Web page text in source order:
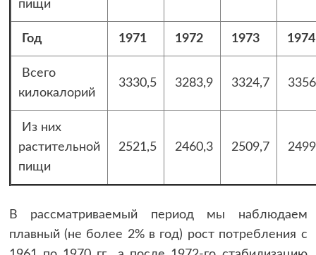
пищи
Год 1971 1972 1973 1974
Всего
килокалорий
3330,5 3283,9 3324,7
Из них
растительной
пищи
2521,5 2460,3 2509,7
В рассматриваемый период мы наблюдаем
плавный (не более 2% в год) рост потребления с